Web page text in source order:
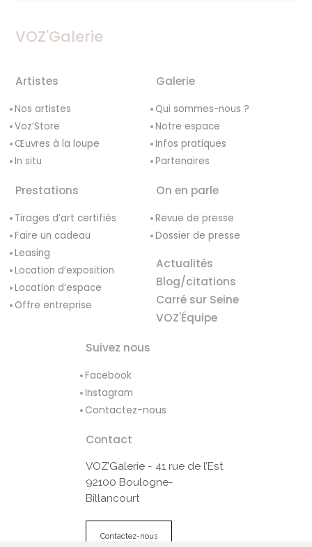
VOZ'Galerie
Artistes
Nos artistes
Voz’Store
Œuvres à la loupe
In situ
Galerie
Qui sommes-nous ?
Notre espace
Infos pratiques
Partenaires
Prestations
Tirages d’art certifiés
Faire un cadeau
Leasing
Location d’exposition
Location d’espace
Offre entreprise
On en parle
Revue de presse
Dossier de presse
Actualités
Blog/citations
Carré sur Seine
VOZ'Équipe
Suivez nous
Facebook
Instagram
Contactez-nous
Contact
VOZ’Galerie - 41 rue de l’Est
92100 Boulogne-
Billancourt
Contactez-nous